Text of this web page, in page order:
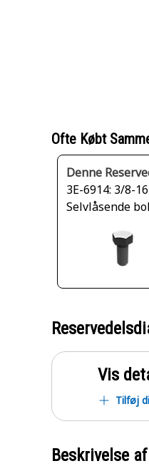
Ofte Købt
Denne
3E-6914: 3/8-16
Selvlåsende
Vis
Tilføj
Beskrivelse